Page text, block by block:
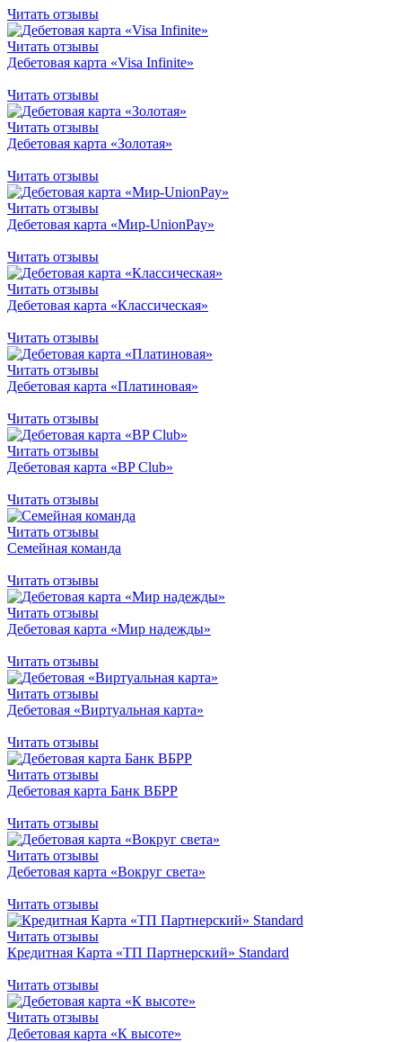
Читать отзывы
Читать отзывы
Дебетовая карта «Visa Infinite»
Читать отзывы
Читать отзывы
Дебетовая карта «Золотая»
Читать отзывы
Читать отзывы
Дебетовая карта «Мир-UnionPay»
Читать отзывы
Читать отзывы
Дебетовая карта «Классическая»
Читать отзывы
Читать отзывы
Дебетовая карта «Платиновая»
Читать отзывы
Читать отзывы
Дебетовая карта «BP Club»
Читать отзывы
Читать отзывы
Семейная команда
Читать отзывы
Читать отзывы
Дебетовая карта «Мир надежды»
Читать отзывы
Читать отзывы
Дебетовая «Виртуальная карта»
Читать отзывы
Читать отзывы
Дебетовая карта Банк ВБРР
Читать отзывы
Читать отзывы
Дебетовая карта «Вокруг света»
Читать отзывы
Читать отзывы
Кредитная Карта «ТП Партнерский» Standard
Читать отзывы
Читать отзывы
Дебетовая карта «К высоте»